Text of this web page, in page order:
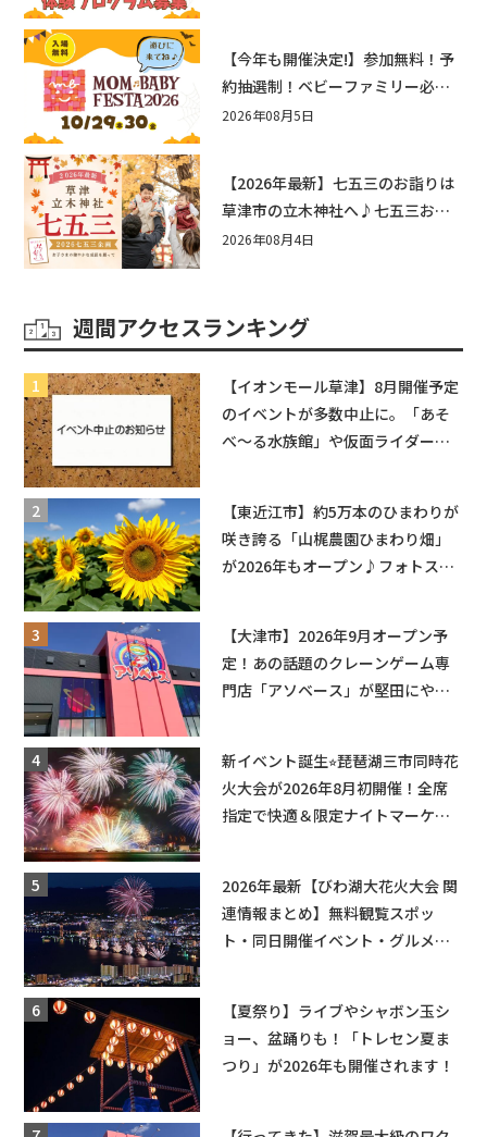
【今年も開催決定!】参加無料！予
約抽選制！ベビーファミリー必見
☆入場無料☆10/29(木)30(金)ママ
2026年08月5日
【2026年最新】七五三のお詣りは
草津市の立木神社へ♪七五三お祝
い企画をご紹介！
2026年08月4日
週間アクセスランキング
【イオンモール草津】8月開催予定
のイベントが多数中止に。「あそ
べ〜る水族館」や仮面ライダーシ
【東近江市】約5万本のひまわりが
咲き誇る「山梶農園ひまわり畑」
が2026年もオープン♪フォトスポ
【大津市】2026年9月オープン予
定！あの話題のクレーンゲーム専
門店「アソベース」が堅田にやっ
新イベント誕生⭐︎琵琶湖三市同時花
火大会が2026年8月初開催！全席
指定で快適＆限定ナイトマーケッ
2026年最新【びわ湖大花火大会 関
連情報まとめ】無料観覧スポッ
ト・同日開催イベント・グルメマ
【夏祭り】ライブやシャボン玉シ
ョー、盆踊りも！「トレセン夏ま
つり」が2026年も開催されます！